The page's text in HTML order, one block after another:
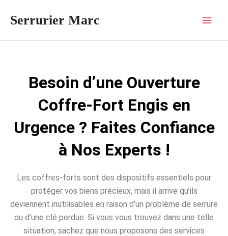
Serrurier Marc
Besoin d’une Ouverture
Coffre-Fort Engis en
Urgence ? Faites Confiance
à Nos Experts !
Les coffres-forts sont des dispositifs essentiels pour
protéger vos biens précieux, mais il arrive qu’ils
deviennent inutilisables en raison d’un problème de serrure
ou d’une clé perdue. Si vous vous trouvez dans une telle
situation, sachez que nous proposons des services